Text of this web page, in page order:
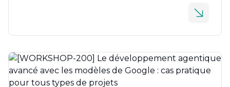
comportements erratiques : Token Budget saturé,
documentations officielles et quelques retours […]